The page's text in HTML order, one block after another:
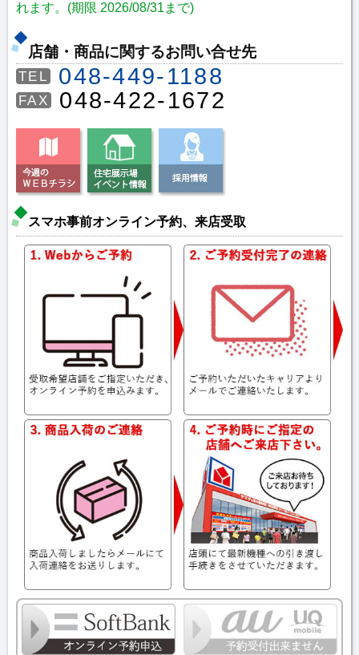
れます。(期限 2026/08/31まで)
店舗・商品に関するお問い合せ先
TEL 048-449-1188
FAX 048-422-1672
スマホ事前オンライン予約、来店受取